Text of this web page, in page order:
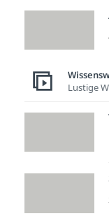
Lustige